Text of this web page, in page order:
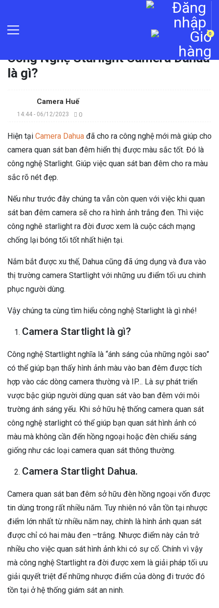
0
Công Nghệ Starlight Camera Dahua
là gì?
Camera Huế
14:44 - 06/12/2023 0
Hiện tại Camera Dahua đã cho ra công nghệ mới mà giúp cho
camera quan sát ban đêm hiển thị được màu sắc tốt. Đó là
công nghệ Starlight. Giúp việc quan sát ban đêm cho ra màu
sắc rõ nét đẹp.
Nếu như trước đây chúng ta vẫn còn quen với việc khi quan
sát ban đêm camera sẽ cho ra hình ảnh trắng đen. Thì việc
công nghê starlight ra đời đươc xem là cuộc cách mạng
chống lại bóng tối tốt nhất hiện tại.
Nắm bắt được xu thế, Dahua cũng đã ứng dụng và đưa vào
thị trường camera Startlight với những ưu điểm tối ưu chinh
phục người dùng.
Vậy chúng ta cùng tìm hiểu công nghệ Starlight là gì nhé!
Camera Startlight là gì?
Công nghệ Startlight nghĩa là “ánh sáng của những ngôi sao”
có thể giúp bạn thấy hình ảnh màu vào ban đêm được tích
hợp vào các dòng camera thường và IP… Là sự phát triển
vược bậc giúp người dùng quan sát vào ban đêm với môi
trường ánh sáng yếu. Khi sở hữu hệ thống camera quan sát
công nghệ starlight có thể giúp bạn quan sát hình ảnh có
màu mà không cần đến hồng ngoại hoặc đèn chiếu sáng
giống như các loại camera quan sát thông thường.
Camera Startlight Dahua.
Camera quan sát ban đêm sở hữu đèn hồng ngoại vốn được
tin dùng trong rất nhiều năm. Tuy nhiên nó vẫn tồn tại nhược
điểm lớn nhất từ nhiều năm nay, chính là hình ảnh quan sát
được chỉ có hai màu đen –trắng. Nhược điểm này cản trở
nhiều cho việc quan sát hình ảnh khi có sự cố. Chính vì vậy
mà công nghệ Startlight ra đời được xem là giải pháp tối ưu
giải quyết triệt để những nhược điểm của dòng đi trước đó
tồn tại ở hệ thống giám sát an ninh.